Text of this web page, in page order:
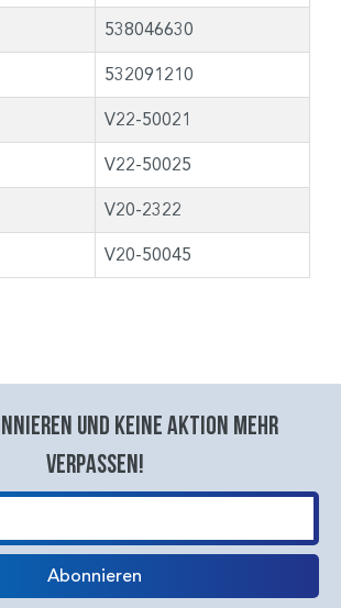
538046630
532091210
V22-50021
V22-50025
V20-2322
V20-50045
und keine aktion mehr
verpassen!
Abonnieren